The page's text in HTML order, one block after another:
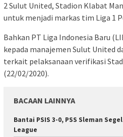
2 Sulut United, Stadion Klabat
untuk menjadi markas tim Liga 1
Bahkan PT Liga Indonesia Baru
kepada manajemen Sulut United
terkait pelaksanaan verifikasi
(22/02/2020).
BACAAN LAINNYA
Bantai PSIS 3-0, PSS Sleman
League